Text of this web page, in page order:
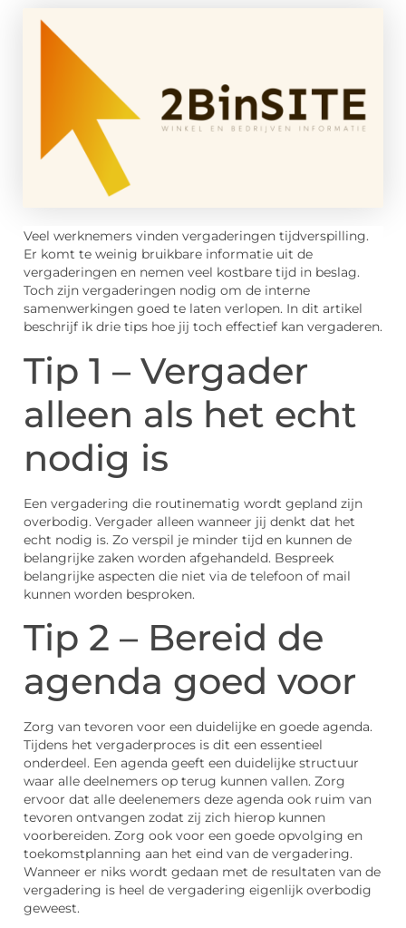
Veel werknemers vinden vergaderingen tijdverspilling.
Er komt te weinig bruikbare informatie uit de
vergaderingen en nemen veel kostbare tijd in beslag.
Toch zijn vergaderingen nodig om de interne
samenwerkingen goed te laten verlopen. In dit artikel
beschrijf ik drie tips hoe jij toch effectief kan vergaderen.
Tip 1 – Vergader
alleen als het echt
nodig is
Een vergadering die routinematig wordt gepland zijn
overbodig. Vergader alleen wanneer jij denkt dat het
echt nodig is. Zo verspil je minder tijd en kunnen de
belangrijke zaken worden afgehandeld. Bespreek
belangrijke aspecten die niet via de telefoon of mail
kunnen worden besproken.
Tip 2 – Bereid de
agenda goed voor
Zorg van tevoren voor een duidelijke en goede agenda.
Tijdens het vergaderproces is dit een essentieel
onderdeel. Een agenda geeft een duidelijke structuur
waar alle deelnemers op terug kunnen vallen. Zorg
ervoor dat alle deelenemers deze agenda ook ruim van
tevoren ontvangen zodat zij zich hierop kunnen
voorbereiden. Zorg ook voor een goede opvolging en
toekomstplanning aan het eind van de vergadering.
Wanneer er niks wordt gedaan met de resultaten van de
vergadering is heel de vergadering eigenlijk overbodig
geweest.